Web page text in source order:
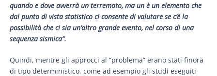
quando e dove avverrà un terremoto, ma un è un elemento che
dal punto di vista statistico ci consente di valutare se c’è la
possibilità che ci sia un’altro grande evento, nel corso di una
sequenza sismica”.
Quindi, mentre gli approcci al ”problema” erano stati finora
di tipo deterministico, come ad esempio gli studi eseguiti